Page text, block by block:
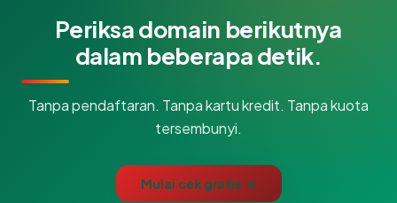
Periksa domain berikutnya
dalam beberapa detik.
Tanpa pendaftaran. Tanpa kartu kredit. Tanpa kuota
tersembunyi.
Mulai cek gratis →